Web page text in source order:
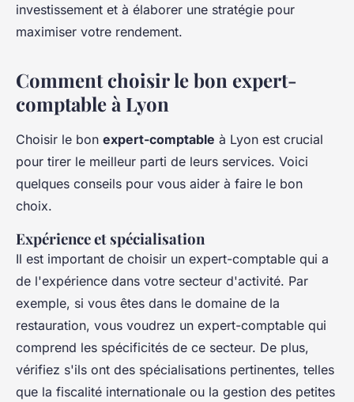
investissement et à élaborer une stratégie pour
maximiser votre rendement.
Comment choisir le bon expert-
comptable à Lyon
Choisir le bon expert-comptable à Lyon est crucial
pour tirer le meilleur parti de leurs services. Voici
quelques conseils pour vous aider à faire le bon
choix.
Expérience et spécialisation
Il est important de choisir un expert-comptable qui a
de l'expérience dans votre secteur d'activité. Par
exemple, si vous êtes dans le domaine de la
restauration, vous voudrez un expert-comptable qui
comprend les spécificités de ce secteur. De plus,
vérifiez s'ils ont des spécialisations pertinentes, telles
que la fiscalité internationale ou la gestion des petites